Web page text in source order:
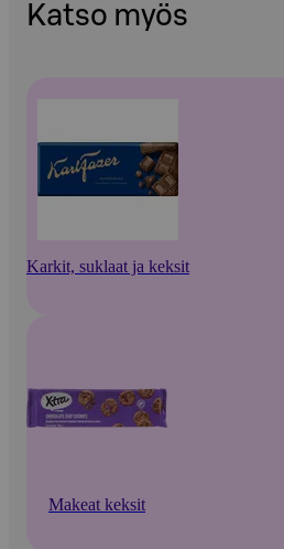
Katso myös
Karkit, suklaat ja keksit
Makeat keksit